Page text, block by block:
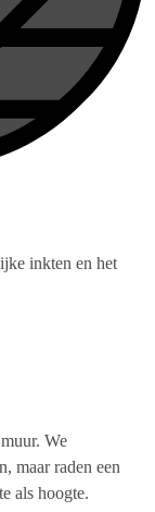
inkten en het
We
maar raden een
als hoogte.